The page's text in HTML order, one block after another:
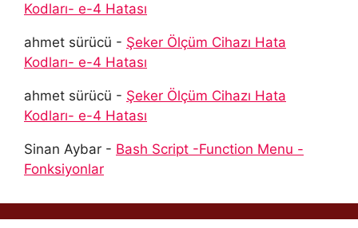
Kodları- e-4 Hatası
ahmet sürücü - Şeker Ölçüm Cihazı Hata
Kodları- e-4 Hatası
ahmet sürücü - Şeker Ölçüm Cihazı Hata
Kodları- e-4 Hatası
Sinan Aybar - Bash Script -Function Menu -
Fonksiyonlar